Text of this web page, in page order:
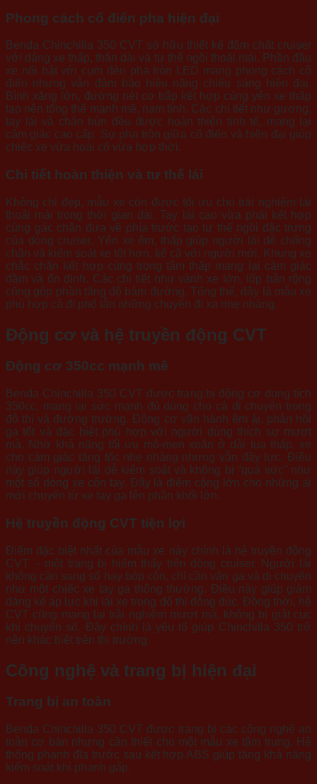
Phong cách cổ điển pha hiện đại
Benda Chinchilla 350 CVT sở hữu thiết kế đậm chất cruiser
với dáng xe thấp, thân dài và tư thế ngồi thoải mái. Phần đầu
xe nổi bật với cụm đèn pha tròn LED mang phong cách cổ
điển nhưng vẫn đảm bảo hiệu năng chiếu sáng hiện đại.
Bình xăng lớn, đường nét cơ bắp kết hợp cùng yên xe thấp
tạo nên tổng thể mạnh mẽ, nam tính. Các chi tiết như gương,
tay lái và chắn bùn đều được hoàn thiện tinh tế, mang lại
cảm giác cao cấp. Sự pha trộn giữa cổ điển và hiện đại giúp
chiếc xe vừa hoài cổ vừa hợp thời.
Chi tiết hoàn thiện và tư thế lái
Không chỉ đẹp, mẫu xe còn được tối ưu cho trải nghiệm lái
thoải mái trong thời gian dài. Tay lái cao vừa phải kết hợp
cùng gác chân đưa về phía trước tạo tư thế ngồi đặc trưng
của dòng cruiser. Yên xe êm, thấp giúp người lái dễ chống
chân và kiểm soát xe tốt hơn, kể cả với người mới. Khung xe
chắc chắn kết hợp cùng trọng tâm thấp mang lại cảm giác
đầm và ổn định. Các chi tiết như vành xe lớn, lốp bản rộng
cũng góp phần tăng độ bám đường. Tổng thể, đây là mẫu xe
phù hợp cả đi phố lẫn những chuyến đi xa nhẹ nhàng.
Động cơ và hệ truyền động CVT
Động cơ 350cc mạnh mẽ
Benda Chinchilla 350 CVT được trang bị động cơ dung tích
350cc, mang lại sức mạnh đủ dùng cho cả di chuyển trong
đô thị và đường trường. Động cơ vận hành êm ái, phản hồi
ga tốt và đặc biệt phù hợp với người dùng thích sự mượt
mà. Nhờ khả năng tối ưu mô-men xoắn ở dải tua thấp, xe
cho cảm giác tăng tốc nhẹ nhàng nhưng vẫn đầy lực. Điều
này giúp người lái dễ kiểm soát và không bị “quá sức” như
một số dòng xe côn tay. Đây là điểm cộng lớn cho những ai
mới chuyển từ xe tay ga lên phân khối lớn.
Hệ truyền động CVT tiện lợi
Điểm đặc biệt nhất của mẫu xe này chính là hệ truyền động
CVT – một trang bị hiếm thấy trên dòng cruiser. Người lái
không cần sang số hay bóp côn, chỉ cần vặn ga và di chuyển
như một chiếc xe tay ga thông thường. Điều này giúp giảm
đáng kể áp lực khi lái xe trong đô thị đông đúc. Đồng thời, hệ
CVT cũng mang lại trải nghiệm mượt mà, không bị giật cục
khi chuyển số. Đây chính là yếu tố giúp Chinchilla 350 trở
nên khác biệt trên thị trường.
Công nghệ và trang bị hiện đại
Trang bị an toàn
Benda Chinchilla 350 CVT được trang bị các công nghệ an
toàn cơ bản nhưng cần thiết cho một mẫu xe tầm trung. Hệ
thống phanh đĩa trước sau kết hợp ABS giúp tăng khả năng
kiểm soát khi phanh gấp.